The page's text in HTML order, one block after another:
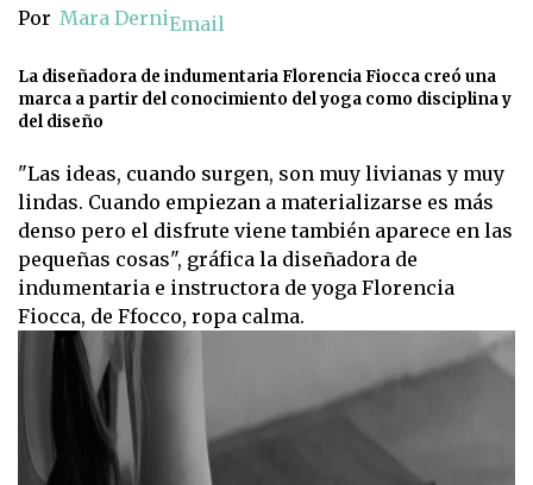
Por Mara DerniEmail
La diseñadora de indumentaria Florencia Fiocca creó una
marca a partir del conocimiento del yoga como disciplina y
del diseño
"Las ideas, cuando surgen, son muy livianas y muy
lindas. Cuando empiezan a materializarse es más
denso pero el disfrute viene también aparece en las
pequeñas cosas", gráfica la diseñadora de
indumentaria e instructora de yoga Florencia
Fiocca, de Ffocco, ropa calma.